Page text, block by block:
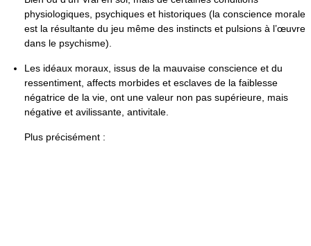
physiologiques, psychiques et historiques (la conscience morale
est la résultante du jeu même des instincts et pulsions à l’œuvre
dans le psychisme).
Les idéaux moraux, issus de la mauvaise conscience et du
ressentiment, affects morbides et esclaves de la faiblesse
négatrice de la vie, ont une valeur non pas supérieure, mais
négative et avilissante, antivitale.
Plus précisément :